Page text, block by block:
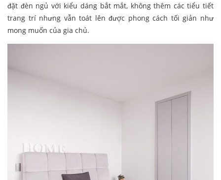
đặt đèn ngủ với kiểu dáng bắt mắt, không thêm các tiểu tiết
trang trí nhưng vẫn toát lên được phong cách tối giản như
mong muốn của gia chủ.